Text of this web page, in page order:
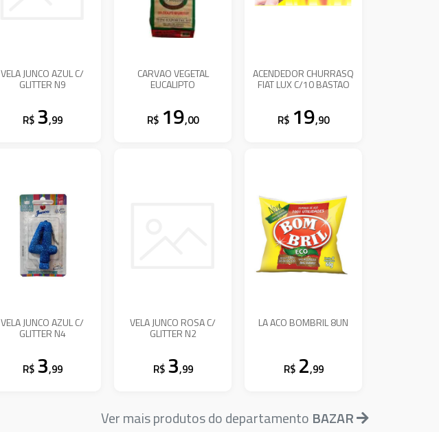
VELA JUNCO AZUL C/
GLITTER N9
R$ 3,99
CARVAO VEGETAL
EUCALIPTO
R$ 19,00
ACENDEDOR CHURRASQ
FIAT LUX C/10 BASTAO
R$ 19,90
VELA JUNCO AZUL C/
GLITTER N4
R$ 3,99
VELA JUNCO ROSA C/
GLITTER N2
R$ 3,99
LA ACO BOMBRIL 8UN
R$ 2,99
Ver mais produtos do departamento BAZAR